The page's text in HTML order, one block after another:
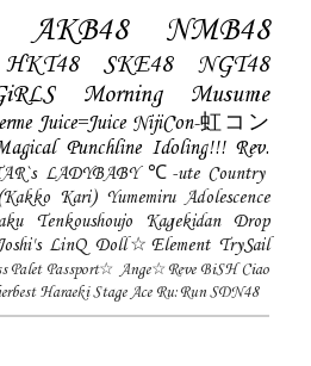
AKB48 NMB48
HKT48 SKE48
NGT48
Morning Musume
Juice=Juice NijiCon-虹コン
Punchline Idoling!!! Rev.
LADYBABY ℃-ute Country
Kari) Yumemiru Adolescence
Tenkoushoujo Kagekidan
Drop
LinQ Doll☆Element TrySail
Palet Passport☆ Ange☆Reve BiSH Ciao
Haraeki Stage Ace Ru:Run SDN48